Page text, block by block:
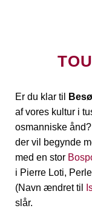
Er du klar til
af vores kultur i
osmanniske ånd?
der vil begynde
med en stor
i Pierre Loti,
(Navn ændret til
slår.